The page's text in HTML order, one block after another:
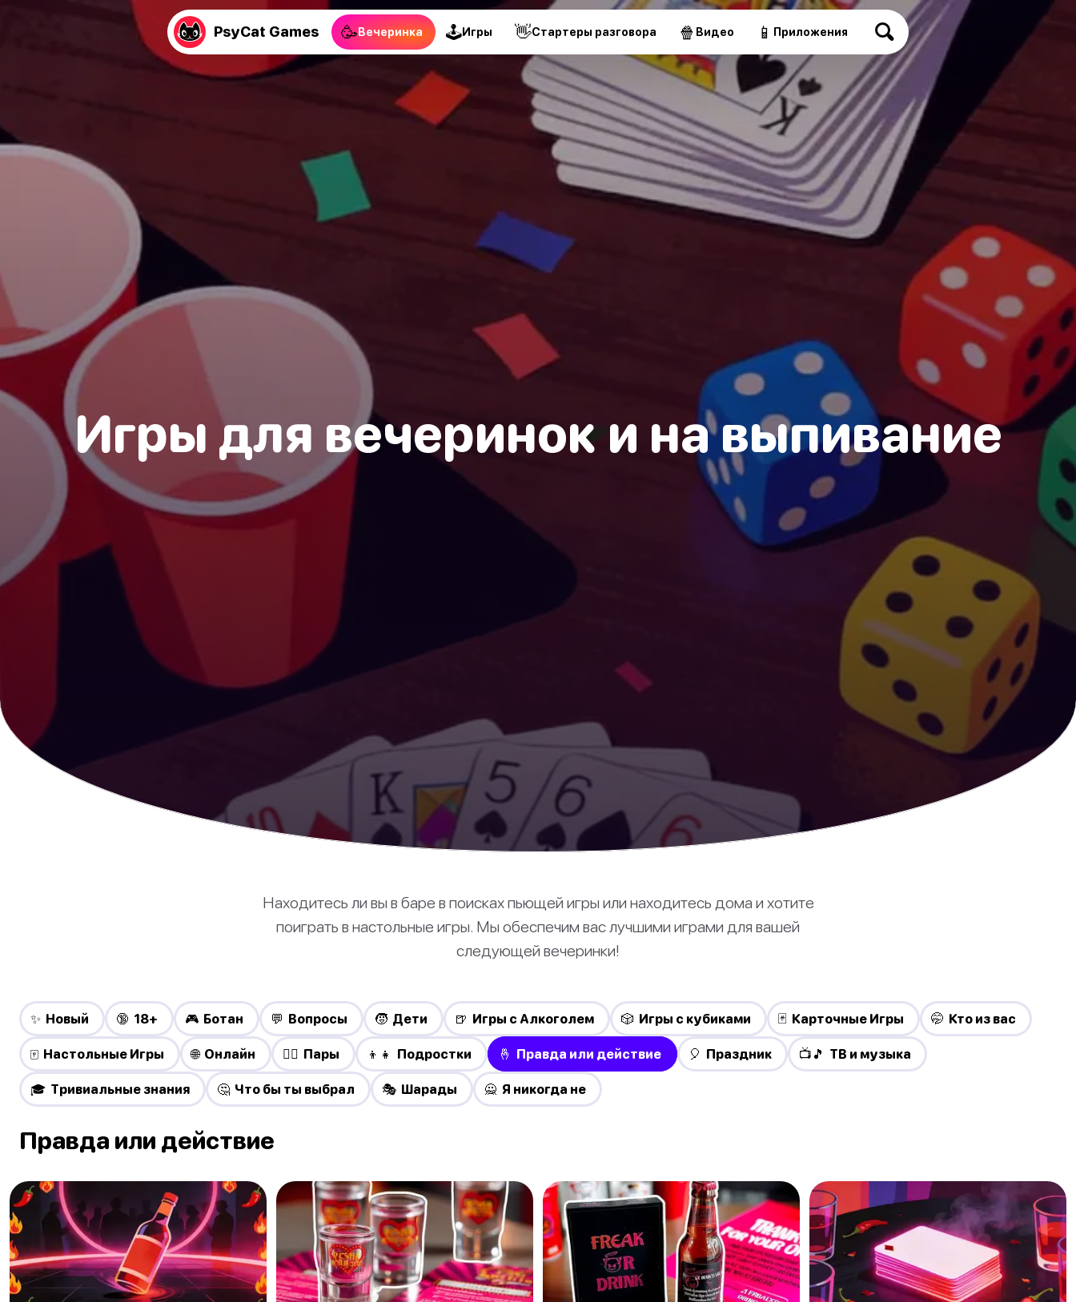
PsyCat Games 🥳Вечеринка 🕹Игры 👋Стартеры разговора 🍿 Видео 📱 Приложения
Игры для вечеринок и на выпивание
Находитесь ли вы в баре в поисках пьющей игры или находитесь дома и хотите
поиграть в настольные игры. Мы обеспечим вас лучшими играми для вашей
следующей вечеринки!
✨ Новый 🔞 18+ 🎮 Ботан 💬 Вопросы 🧒 Дети 🍺 Игры с Алкоголем 🎲 Игры с кубиками 🃏 Карточные Игры 🤭 Кто из вас
🀄 Настольные Игры 🌐 Онлайн ❤️‍🔥 Пары 👦👧 Подростки 🤞 Правда или действие 🎈 Праздник 📺🎵 ТВ и музыка
🎓 Тривиальные знания 🤔 Что бы ты выбрал 🎭 Шарады 🙅 Я никогда не
Правда или действие